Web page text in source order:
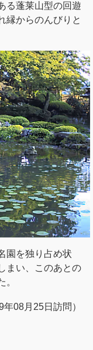
る蓬莱山型の回遊
縁からのんびりと
園を独り占め状
まい、このあとの
。
年08月25日訪問）